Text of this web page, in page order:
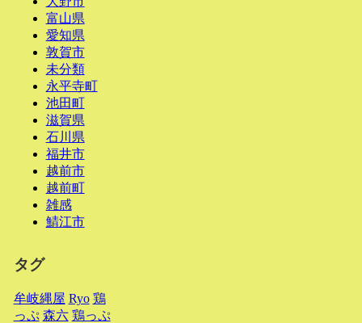
富山県
愛知県
敦賀市
未分類
永平寺町
池田町
滋賀県
石川県
福井市
越前市
越前町
雑感
鯖江市
タグ
牟岐縄屋 Ryo 鶏
っぷ 森六 鶏っぷ